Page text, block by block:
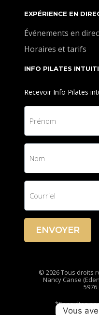
EXPÉRIENCE EN
Événements en
Horaires et tarifs
INFO PILATES
Recevoir Info Pilates
ENVOYER
© 2026 Tous droits
Nancy Canse
5976
*Consultez
Vous